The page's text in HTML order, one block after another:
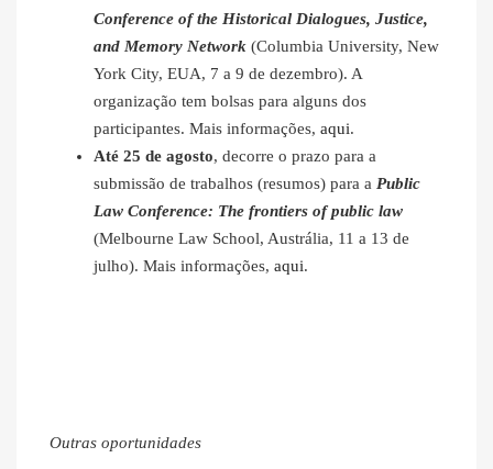
Conference of the Historical Dialogues, Justice,
and Memory Network (Columbia University, New
York City, EUA, 7 a 9 de dezembro). A
organização tem bolsas para alguns dos
participantes. Mais informações, aqui.
Até 25 de agosto, decorre o prazo para a
submissão de trabalhos (resumos) para a Public
Law Conference: The frontiers of public law
(Melbourne Law School, Austrália, 11 a 13 de
julho). Mais informações, aqui.
Outras oportunidades